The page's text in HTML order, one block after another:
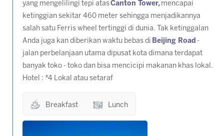
yang mengelilingi tepi atasCanton Tower, mencapai
ketinggian sekitar 460 meter sehingga menjadikannya
salah satu Ferris wheel tertinggi di dunia. Tak ketinggalan
Anda juga kan diberikan waktu bebas di Beijing Road -
jalan perbelanjaan utama dipusat kota dimana terdapat
banyak toko - toko dan bisa mencicipi makanan khas lokal.
Hotel : *4 Lokal atau setaraf
Breakfast Lunch